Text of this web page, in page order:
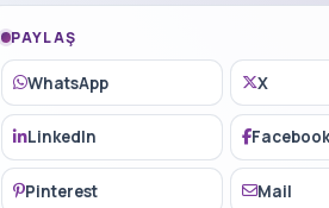
PAYLAŞ
WhatsApp X
LinkedIn
Pinterest Mail